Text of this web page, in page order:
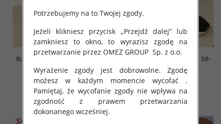
Buty sportowe damskie Roz 36-
41, 1 kolor Paczka 8 szt
88.00 zł
szczegóły
Buty sportowe damskie Roz 36-
41, 1 kolor Paczka 8 szt
88.00 zł
szczegóły
Potrzebujemy na to Twojej zgody.
Jeżeli klikniesz przycisk „Przejdź dalej” lub
zamkniesz to okno, to wyrazisz zgodę na
przetwarzanie przez OMEZ GROUP Sp. z o.o.
Wyrażenie zgody jest dobrowolne. Zgodę
możesz w każdym momencie wycofać .
Pamiętaj, że wycofanie zgody nie wpływa na
zgodność z prawem przetwarzania
dokonanego wcześniej.